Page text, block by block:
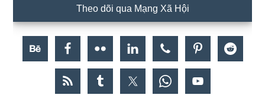
Theo dõi qua Mạng Xã Hội